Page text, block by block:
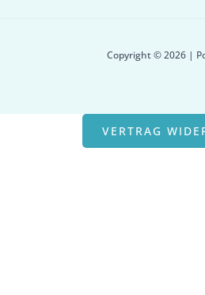
Copyright © 2026 |
VERTRAG